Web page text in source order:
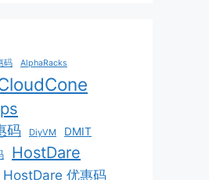
码 AlphaRacks
码 DiyVM DMIT
HostDare
HostDare 优惠码